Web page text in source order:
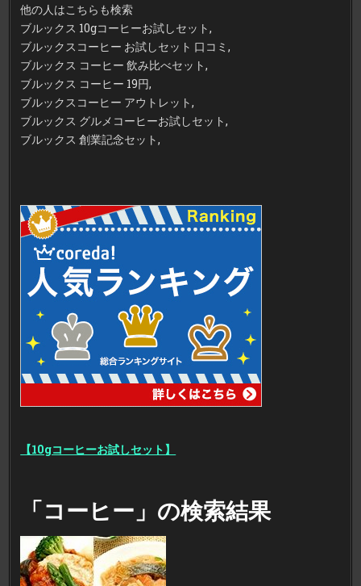
他の人はこちらも検索
ブルックス 10gコーヒーお試しセット,
ブルックスコーヒー お試しセット 口コミ,
ブルックス コーヒー 飲み比べセット,
ブルックス コーヒー 19円,
ブルックスコーヒー アウトレット,
ブルックス グルメコーヒーお試しセット,
ブルックス 創業記念セット,
【10gコーヒーお試しセット】
「コーヒー」の検索結果